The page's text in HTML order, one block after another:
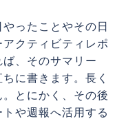
ったことやその日
クティビティレポ
、そのサマリー
に書きます。長く
とにかく、その後
や週報へ活用する